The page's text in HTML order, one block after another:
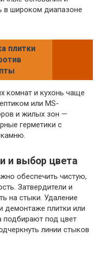
в широком диапазоне
плитки
комнат и кухонь чаще
или MS-
и жилых зон —
герметики с
и выбор цвета
обеспечить чистую,
Затвердители и
на стыки. Удаление
демонтаже плитки или
подбирают под цвет
линии стыков